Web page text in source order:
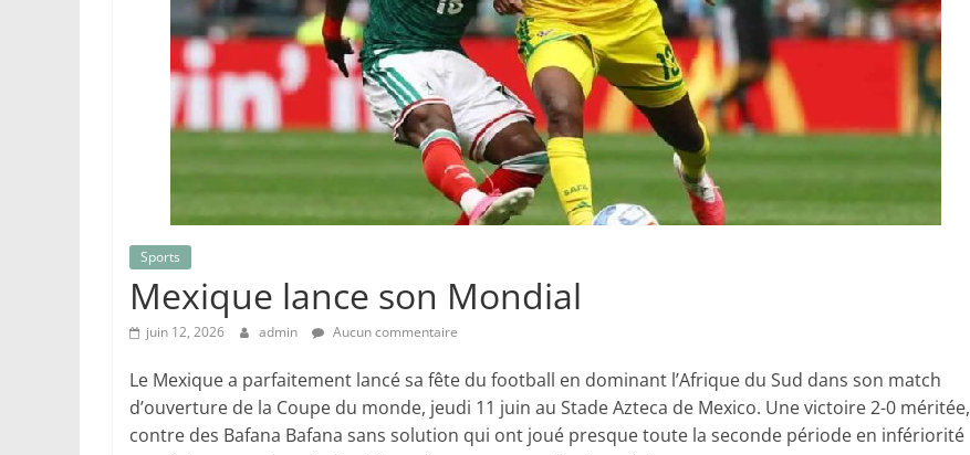
Sports
Mexique lance son Mondial
juin 12, 2026 admin Aucun commentaire
Le Mexique a parfaitement lancé sa fête du football en dominant l’Afrique du Sud dans son match
d’ouverture de la Coupe du monde, jeudi 11 juin au Stade Azteca de Mexico. Une victoire 2-0 méritée,
contre des Bafana Bafana sans solution qui ont joué presque toute la seconde période en infériorité